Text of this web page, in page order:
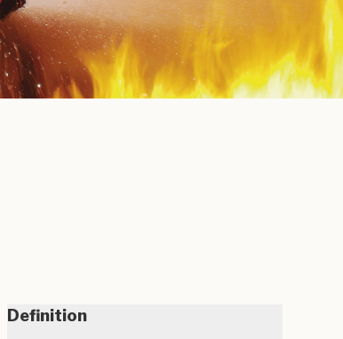
Definition